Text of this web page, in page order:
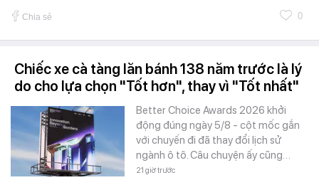
Chia sẻ 0
Chiếc xe cà tàng lăn bánh 138 năm trước là lý
do cho lựa chọn "Tốt hơn", thay vì "Tốt nhất"
Better Choice Awards 2026 khởi
động đúng ngày 5/8 - cột mốc gắn
với chuyến đi đã thay đổi lịch sử
ngành ô tô. Câu chuyện ấy cũng…
21 giờ trước